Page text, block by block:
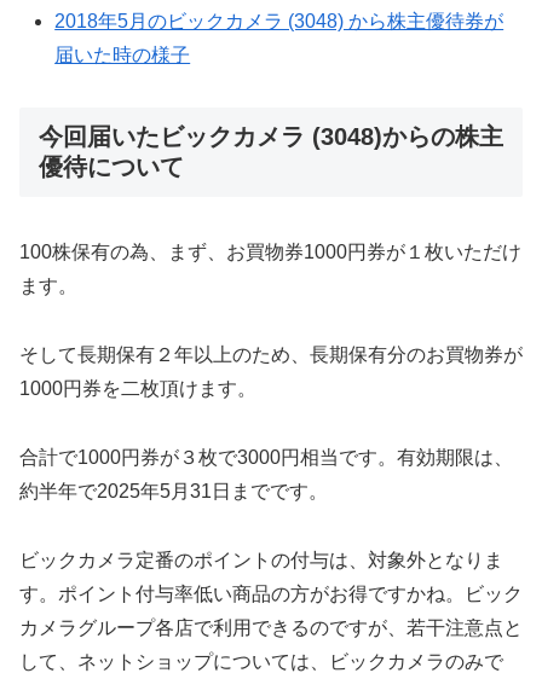
2018年5月のビックカメラ (3048) から株主優待券が
届いた時の様子
今回届いたビックカメラ (3048)からの株主
優待について
100株保有の為、まず、お買物券1000円券が１枚いただけ
ます。
そして長期保有２年以上のため、長期保有分のお買物券が
1000円券を二枚頂けます。
合計で1000円券が３枚で3000円相当です。有効期限は、
約半年で2025年5月31日までです。
ビックカメラ定番のポイントの付与は、対象外となりま
す。ポイント付与率低い商品の方がお得ですかね。ビック
カメラグループ各店で利用できるのですが、若干注意点と
して、ネットショップについては、ビックカメラのみで